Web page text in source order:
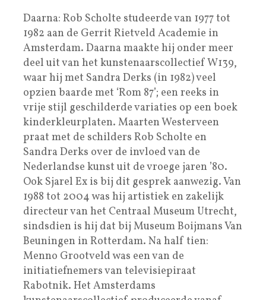
Daarna: Rob Scholte studeerde van 1977 tot
1982 aan de Gerrit Rietveld Academie in
Amsterdam. Daarna maakte hij onder meer
deel uit van het kunstenaarscollectief W139,
waar hij met Sandra Derks (in 1982) veel
opzien baarde met ‘Rom 87’; een reeks in
vrije stijl geschilderde variaties op een boek
kinderkleurplaten. Maarten Westerveen
praat met de schilders Rob Scholte en
Sandra Derks over de invloed van de
Nederlandse kunst uit de vroege jaren ’80.
Ook Sjarel Ex is bij dit gesprek aanwezig. Van
1988 tot 2004 was hij artistiek en zakelijk
directeur van het Centraal Museum Utrecht,
sindsdien is hij dat bij Museum Boijmans Van
Beuningen in Rotterdam. Na half tien:
Menno Grootveld was een van de
initiatiefnemers van televisiepiraat
Rabotnik. Het Amsterdams